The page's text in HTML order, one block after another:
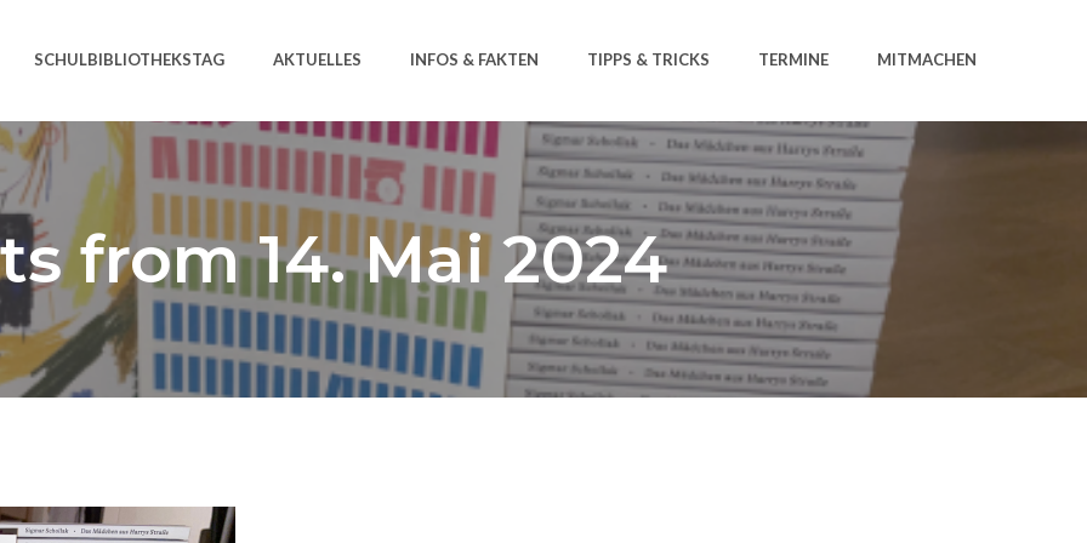
SCHULBIBLIOTHEKSTAG AKTUELLES INFOS & FAKTEN TIPPS & TRICKS TERMINE MITMACHEN
from 14. Mai 2024